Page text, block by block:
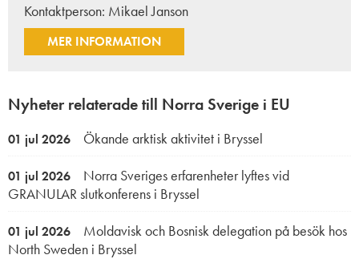
Kontaktperson: Mikael Janson
MER INFORMATION
Nyheter relaterade till Norra Sverige i EU
01 jul 2026 Ökande arktisk aktivitet i Bryssel
01 jul 2026
Norra Sveriges erfarenheter lyftes vid
GRANULAR slutkonferens i Bryssel
01 jul 2026
Moldavisk och Bosnisk delegation på besök hos
North Sweden i Bryssel